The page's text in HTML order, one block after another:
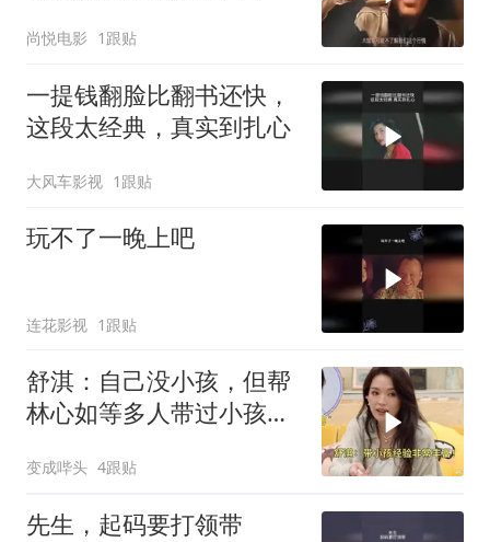
尚悦电影 1跟贴
一提钱翻脸比翻书还快，
这段太经典，真实到扎心
大风车影视 1跟贴
玩不了一晚上吧
连花影视 1跟贴
舒淇：自己没小孩，但帮
林心如等多人带过小孩，
变成哔头 4跟贴
先生，起码要打领带